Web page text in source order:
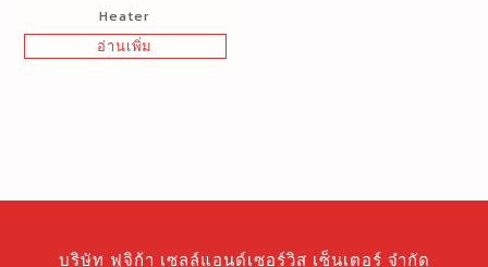
Heater
อ่านเพิ่ม
บริษัท ฟูจิก้า เซลล์แอนด์เซอร์วิส เซ็นเตอร์ จำกัด